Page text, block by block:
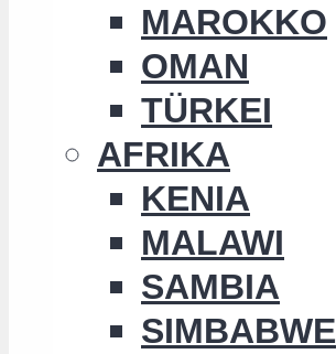
MAROKKO
OMAN
TÜRKEI
AFRIKA
KENIA
MALAWI
SAMBIA
SIMBABWE